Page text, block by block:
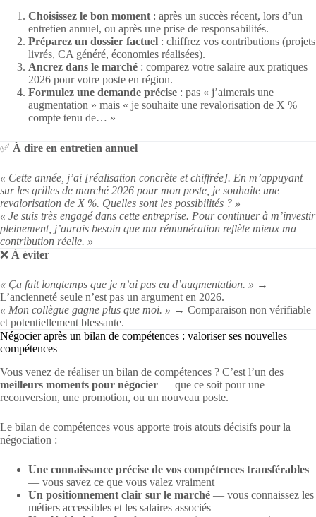
Choisissez le bon moment : après un succès récent, lors d’un
entretien annuel, ou après une prise de responsabilités.
Préparez un dossier factuel : chiffrez vos contributions (projets
livrés, CA généré, économies réalisées).
Ancrez dans le marché : comparez votre salaire aux pratiques
2026 pour votre poste en région.
Formulez une demande précise : pas « j’aimerais une
augmentation » mais « je souhaite une revalorisation de X %
compte tenu de… »
✅ À dire en entretien annuel
« Cette année, j’ai [réalisation concrète et chiffrée]. En m’appuyant
sur les grilles de marché 2026 pour mon poste, je souhaite une
revalorisation de X %. Quelles sont les possibilités ? »
« Je suis très engagé dans cette entreprise. Pour continuer à m’investir
pleinement, j’aurais besoin que ma rémunération reflète mieux ma
contribution réelle. »
❌ À éviter
« Ça fait longtemps que je n’ai pas eu d’augmentation. » →
L’ancienneté seule n’est pas un argument en 2026.
« Mon collègue gagne plus que moi. » → Comparaison non vérifiable
et potentiellement blessante.
Négocier après un bilan de compétences : valoriser ses nouvelles
compétences
Vous venez de réaliser un bilan de compétences ? C’est l’un des
meilleurs moments pour négocier — que ce soit pour une
reconversion, une promotion, ou un nouveau poste.
Le bilan de compétences vous apporte trois atouts décisifs pour la
négociation :
Une connaissance précise de vos compétences transférables
— vous savez ce que vous valez vraiment
Un positionnement clair sur le marché — vous connaissez les
métiers accessibles et les salaires associés